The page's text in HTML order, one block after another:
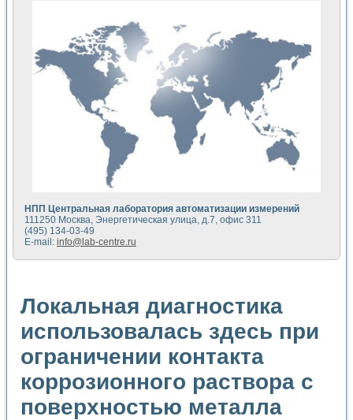
Разработка автоматизированного стенда для измерения
Применение среды LabVIEW для построения картины
Портативная система для определения показателей
Использование LabVIEW для управления источником
Устройство для снятия вольт-амперных характеристик
Передовые научные технологии: нано-, фемто-,
Автоматизированная установка по измерению временных
Автоматизированный лабораторный комплекс на базе
Визуализация моделирования и оптимизации тепловой
Виртуальный прибор для исследования функциональных
Исследование возможности создания экономичного
Исследование кинетики движения макрочастиц в
Метод прогнозирования свойств дисперсных продуктов
Недорогая система управления сверхпроводящим
Применение технологий NI в курсе экспериментальной
Расчет переноса аэрозоля и выпадения осадка в
Применение NI VISION для геометрического анализа в
Система температурной стабилизации
Управление движением с помощью программно -
Определение параметров всплывающих газовых
Система управления асинхронным тиристорным
Лазерный профилометр
Применение средств NATIONAL INSTRUMENTS для
Разработка автоматизированного стенда для
НПП Центральная лаборатория автоматизации измерений
111250 Москва, Энергетическая улица, д.7, офис 311
(495) 134-03-49
E-mail: info@lab-centre.ru
Локальная диагностика
использовалась здесь при
ограничении контакта
коррозионного раствора с
поверхностью металла